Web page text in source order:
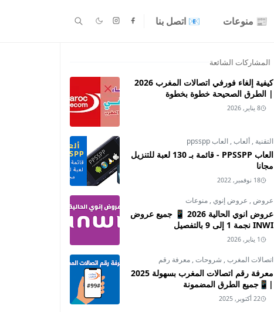
📰 منوعات 📧 اتصل بنا
المشاركات الشائعة
كيفية إلغاء فورفي اتصالات المغرب 2026
| الطرق الصحيحة خطوة بخطوة
8 يناير, 2026
التقنية , ألعاب, العاب ppsspp
العاب PPSSPP - قائمة بـ 130 لعبة للتنزيل
مجانا
18 نوفمبر, 2022
عروض , عروض إنوي, منوعات
عروض انوي الحالية 2026 📱 جميع عروض
INWI نجمة 1 إلى 9 بالتفصيل
1 يناير, 2026
اتصالات المغرب, شروحات, معرفة رقم
معرفة رقم اتصالات المغرب بسهولة 2025
|📱جميع الطرق المضمونة
22 أكتوبر, 2025